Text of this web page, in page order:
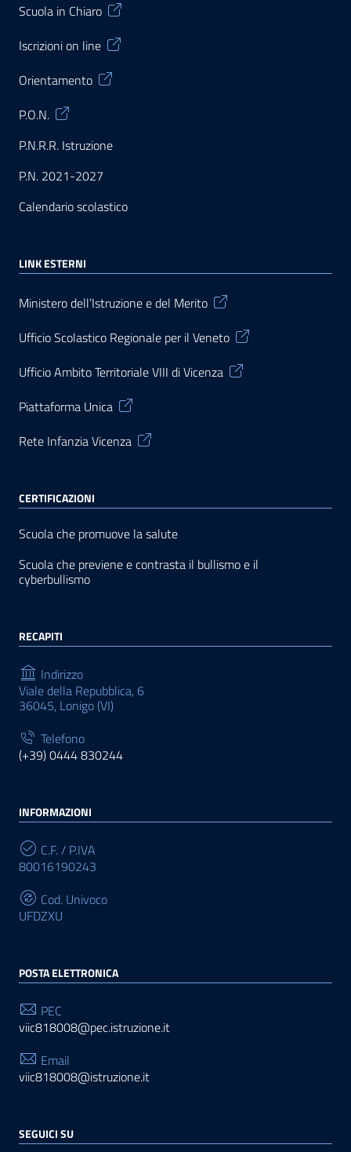
Scuola in Chiaro
Iscrizioni on line
Orientamento
P.O.N.
P.N.R.R. Istruzione
P.N. 2021-2027
Calendario scolastico
LINK ESTERNI
Ministero dell’Istruzione e del Merito
Ufficio Scolastico Regionale per il Veneto
Ufficio Ambito Territoriale VIII di Vicenza
Piattaforma Unica
Rete Infanzia Vicenza
CERTIFICAZIONI
Scuola che promuove la salute
Scuola che previene e contrasta il bullismo e il
cyberbullismo
RECAPITI
Indirizzo
Viale della Repubblica, 6
36045, Lonigo (VI)
Telefono
(+39) 0444 830244
INFORMAZIONI
C.F. / P.IVA
80016190243
Cod. Univoco
UFDZXU
POSTA ELETTRONICA
PEC
viic818008@pec.istruzione.it
Email
viic818008@istruzione.it
SEGUICI SU